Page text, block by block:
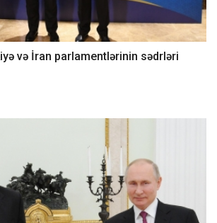
və İran parlamentlərinin sədrləri